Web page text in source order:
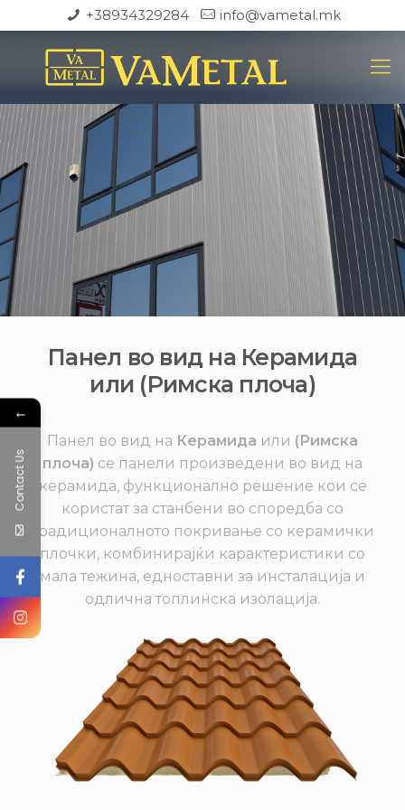
+38934329284 info@vametal.mk
Панел во вид на Керамида
или (Римска плоча)
Панел во вид на Керамида или (Римска
плоча) се панели произведени во вид на
керамида, функционално решение кои се
користат за станбени во споредба со
традиционалното покривање со керамички
плочки, комбинирајќи карактеристики со
мала тежина, едноставни за инсталација и
одлична топлинска изолација.
←
Contact Us